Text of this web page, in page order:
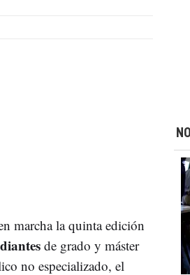
marcha la quinta edición
de grado y máster
no especializado, el